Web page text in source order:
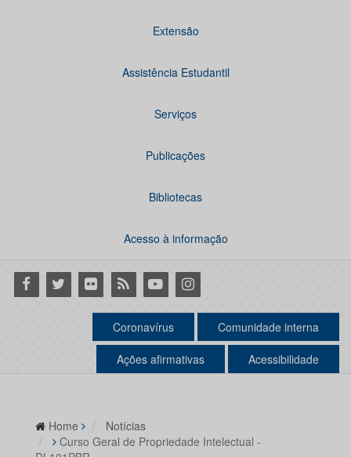
Extensão
Assistência Estudantil
Serviços
Publicações
Bibliotecas
Acesso à informação
Facebook
Twitter Flickr RSS YoutubeInstagram
Coronavírus Comunidade interna
Ações afirmativas Acessibilidade
Home
Notícias
Curso Geral de Propriedade Intelectual -